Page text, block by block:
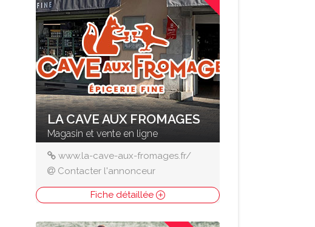
LA CAVE AUX FROMAGES
Magasin et vente en ligne
www.la-cave-aux-fromages.fr/
Contacter l'annonceur
Fiche détaillée